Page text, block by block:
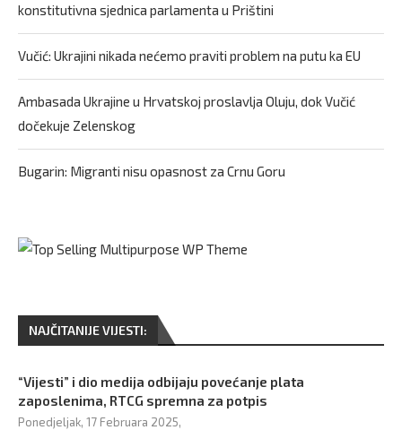
konstitutivna sjednica parlamenta u Prištini
Vučić: Ukrajini nikada nećemo praviti problem na putu ka EU
Ambasada Ukrajine u Hrvatskoj proslavlja Oluju, dok Vučić
dočekuje Zelenskog
Bugarin: Migranti nisu opasnost za Crnu Goru
NAJČITANIJE VIJESTI:
“Vijesti” i dio medija odbijaju povećanje plata
zaposlenima, RTCG spremna za potpis
Ponedjeljak, 17 Februara 2025,